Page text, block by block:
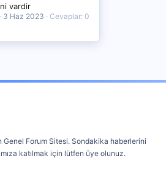
vardir
3 Haz 2023
Cevaplar: 0
Forum Sitesi. Sondakika haberlerini
katılmak için lütfen üye olunuz.